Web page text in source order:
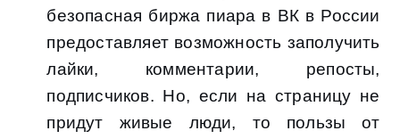
безопасная биржа пиара в ВК в России
предоставляет возможность заполучить
лайки, комментарии, репосты,
подписчиков. Но, если на страницу не
придут живые люди, то пользы от